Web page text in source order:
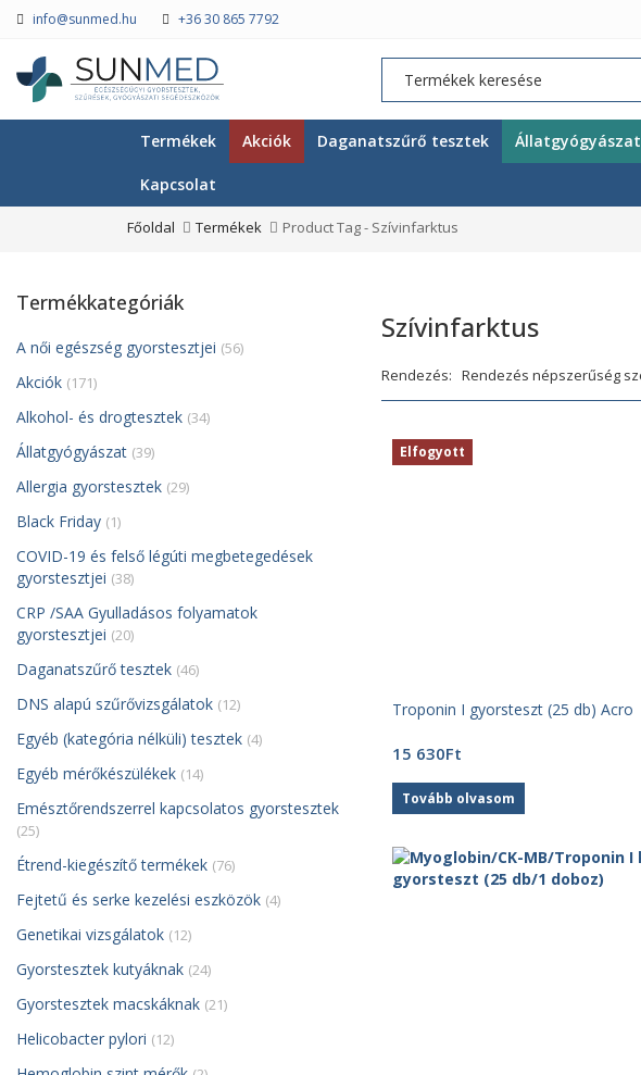
info@sunmed.hu +36 30 865 7792
Termékek Akciók Daganatszűrő tesztek Állatgyógyászat
Kapcsolat
Főoldal Termékek Product Tag - Szívinfarktus
Szívinfarktus
Rendezés:
Elfogyott
Troponin I gyorsteszt (25 db) Acro
15 630Ft
Tovább olvasom
Termékkategóriák
A női egészség gyorstesztjei (56)
Akciók (171)
Alkohol- és drogtesztek (34)
Állatgyógyászat (39)
Allergia gyorstesztek (29)
Black Friday (1)
COVID-19 és felső légúti megbetegedések
gyorstesztjei (38)
CRP /SAA Gyulladásos folyamatok
gyorstesztjei (20)
Daganatszűrő tesztek (46)
DNS alapú szűrővizsgálatok (12)
Egyéb (kategória nélküli) tesztek (4)
Egyéb mérőkészülékek (14)
Emésztőrendszerrel kapcsolatos gyorstesztek
(25)
Étrend-kiegészítő termékek (76)
Fejtetű és serke kezelési eszközök (4)
Genetikai vizsgálatok (12)
Gyorstesztek kutyáknak (24)
Gyorstesztek macskáknak (21)
Helicobacter pylori (12)